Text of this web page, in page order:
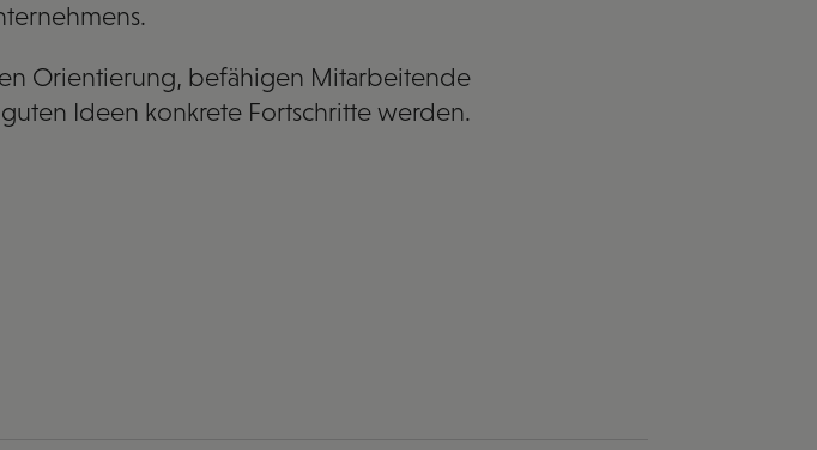
Orientierung, befähigen Mitarbeitende
Ideen konkrete Fortschritte werden.